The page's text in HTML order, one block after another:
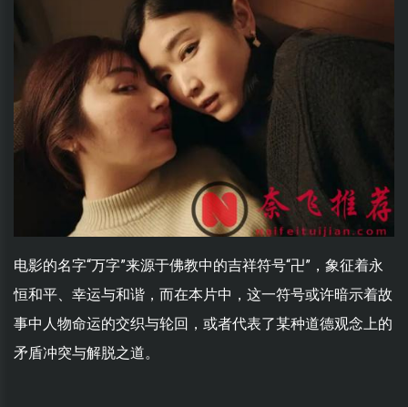
电影的名字“万字”来源于佛教中的吉祥符号“卍”，象征着永
恒和平、幸运与和谐，而在本片中，这一符号或许暗示着故
事中人物命运的交织与轮回，或者代表了某种道德观念上的
矛盾冲突与解脱之道。